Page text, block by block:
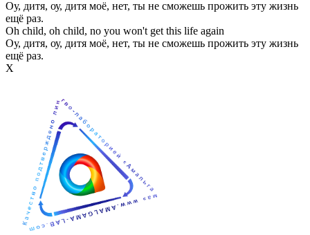
Оу, дитя, оу, дитя моё, нет, ты не сможешь прожить эту жизнь
ещё раз.
Oh child, oh child, no you won't get this life again
Оу, дитя, оу, дитя моё, нет, ты не сможешь прожить эту жизнь
ещё раз.
Х